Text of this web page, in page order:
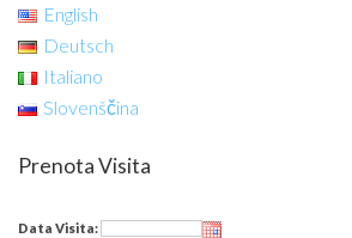
English
Deutsch
Italiano
Slovenščina
Prenota Visita
Data Visita: